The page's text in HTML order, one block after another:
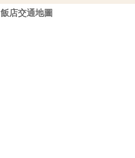
飯店交通地圖